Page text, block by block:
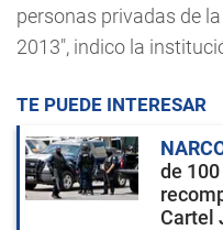
personas privadas de
2013", indico la
TE PUEDE INTERESAR
de
Cartel